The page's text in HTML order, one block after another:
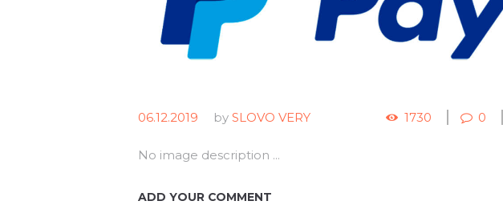
06.12.2019 by SLOVO VERY 1730 0
No image description ...
ADD YOUR COMMENT